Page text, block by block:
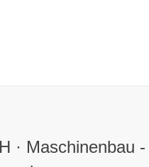
· Maschinenbau -